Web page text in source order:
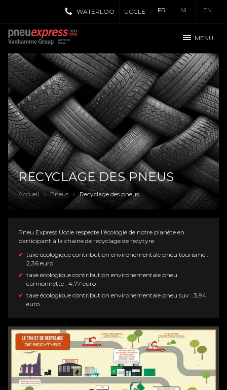
FR NL EN
WATERLOO UCCLE
MENU
RECYCLAGE DES PNEUS
Accueil Pneus Recyclage des pneus
Pneu Express Uccle respecte l'écologie de notre planète en
participant à la chaine de recyclage de recytyre
taxe écologique contribution environementale pneu tourisme :
2,36 euro
taxe écologique contribution environementale pneu
camionnette : 4,77 euro
taxe écologique contribution environementale pneu suv : 3,94
euro